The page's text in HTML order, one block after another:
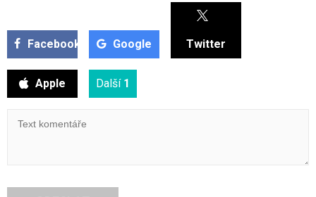
Facebook Google Twitter
Apple Další 1